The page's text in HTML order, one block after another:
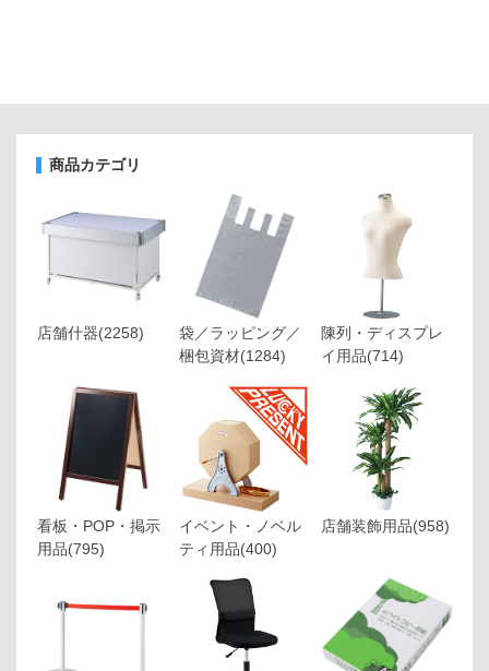
商品カテゴリ
店舗什器(2258)
袋／ラッピング／
梱包資材(1284)
陳列・ディスプレ
イ用品(714)
看板・POP・掲示
用品(795)
イベント・ノベル
ティ用品(400)
店舗装飾用品(958)